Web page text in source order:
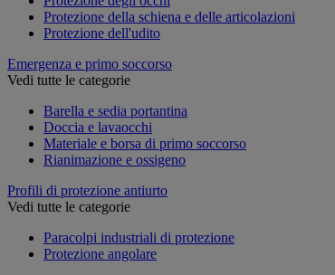
Protezione della schiena e delle articolazioni
Protezione dell'udito
Emergenza e primo soccorso
Vedi tutte le categorie
Barella e sedia portantina
Doccia e lavaocchi
Materiale e borsa di primo soccorso
Rianimazione e ossigeno
Profili di protezione antiurto
Vedi tutte le categorie
Paracolpi industriali di protezione
Protezione angolare